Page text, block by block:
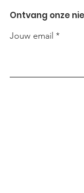
Ontvang onze
Jouw email